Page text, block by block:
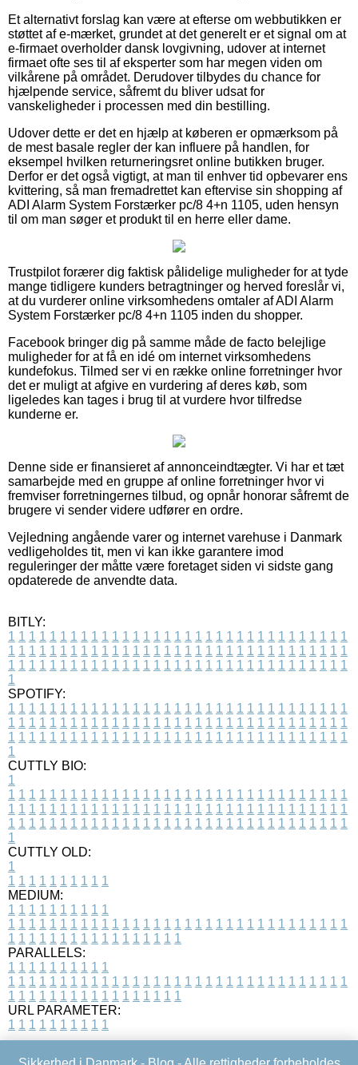
Et alternativt forslag kan være at efterse om webbutikken er
støttet af e-mærket, grundet at det generelt er et signal om at
e-firmaet overholder dansk lovgivning, udover at internet
firmaet ofte ses til af eksperter som har megen viden om
vilkårene på området. Derudover tilbydes du chance for
hjælpende service, såfremt du bliver udsat for
vanskeligheder i processen med din bestilling.
Udover dette er det en hjælp at køberen er opmærksom på
de mest basale regler der kan influere på handlen, for
eksempel hvilken returneringsret online butikken bruger.
Derfor er det også vigtigt, at man til enhver tid opbevarer ens
kvittering, så man fremadrettet kan eftervise sin shopping af
ADI Alarm System Forstærker pc/8 4+n 1105, uden hensyn
til om man søger et produkt til en herre eller dame.
Trustpilot forærer dig faktisk pålidelige muligheder for at tyde
mange tidligere kunders betragtninger og herved foreslår vi,
at du vurderer online virksomhedens omtaler af ADI Alarm
System Forstærker pc/8 4+n 1105 inden du shopper.
Facebook bringer dig på samme måde de facto belejlige
muligheder for at få en idé om internet virksomhedens
kundefokus. Tilmed ser vi en række online forretninger hvor
det er muligt at afgive en vurdering af deres køb, som
ligeledes kan tages i brug til at vurdere hvor tilfredse
kunderne er.
Denne side er finansieret af annonceindtægter. Vi har et tæt
samarbejde med en gruppe af online forretninger hvor vi
fremviser forretningernes tilbud, og opnår honorar såfremt de
brugere vi sender videre udfører en ordre.
Vejledning angående varer og internet varehuse i Danmark
vedligeholdes tit, men vi kan ikke garantere imod
reguleringer der måtte være foretaget siden vi sidste gang
opdaterede de anvendte data.
BITLY:
1 1 1 1 1 1 1 1 1 1 1 1 1 1 1 1 1 1 1 1 1 1 1 1 1 1 1 1 1 1 1 1 1
1 1 1 1 1 1 1 1 1 1 1 1 1 1 1 1 1 1 1 1 1 1 1 1 1 1 1 1 1 1 1 1 1
1 1 1 1 1 1 1 1 1 1 1 1 1 1 1 1 1 1 1 1 1 1 1 1 1 1 1 1 1 1 1 1 1
1
SPOTIFY:
1 1 1 1 1 1 1 1 1 1 1 1 1 1 1 1 1 1 1 1 1 1 1 1 1 1 1 1 1 1 1 1 1
1 1 1 1 1 1 1 1 1 1 1 1 1 1 1 1 1 1 1 1 1 1 1 1 1 1 1 1 1 1 1 1 1
1 1 1 1 1 1 1 1 1 1 1 1 1 1 1 1 1 1 1 1 1 1 1 1 1 1 1 1 1 1 1 1 1
1
CUTTLY BIO:
1
1 1 1 1 1 1 1 1 1 1 1 1 1 1 1 1 1 1 1 1 1 1 1 1 1 1 1 1 1 1 1 1 1
1 1 1 1 1 1 1 1 1 1 1 1 1 1 1 1 1 1 1 1 1 1 1 1 1 1 1 1 1 1 1 1 1
1 1 1 1 1 1 1 1 1 1 1 1 1 1 1 1 1 1 1 1 1 1 1 1 1 1 1 1 1 1 1 1 1
1
CUTTLY OLD:
1
1 1 1 1 1 1 1 1 1 1
MEDIUM:
1 1 1 1 1 1 1 1 1 1
1 1 1 1 1 1 1 1 1 1 1 1 1 1 1 1 1 1 1 1 1 1 1 1 1 1 1 1 1 1 1 1 1
1 1 1 1 1 1 1 1 1 1 1 1 1 1 1 1 1
PARALLELS:
1 1 1 1 1 1 1 1 1 1
1 1 1 1 1 1 1 1 1 1 1 1 1 1 1 1 1 1 1 1 1 1 1 1 1 1 1 1 1 1 1 1 1
1 1 1 1 1 1 1 1 1 1 1 1 1 1 1 1 1
URL PARAMETER:
1 1 1 1 1 1 1 1 1 1